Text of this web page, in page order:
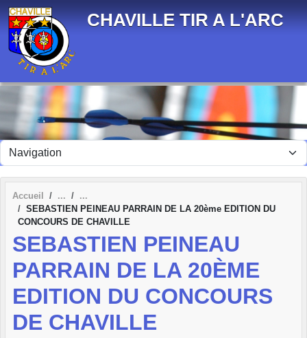
CHAVILLE TIR A L'ARC
Accueil
SEBASTIEN PEINEAU PARRAIN DE LA 20ème EDITION DU
CONCOURS DE CHAVILLE
SEBASTIEN PEINEAU
PARRAIN DE LA 20ÈME
EDITION DU CONCOURS
DE CHAVILLE
Panneau de gestion des cookies